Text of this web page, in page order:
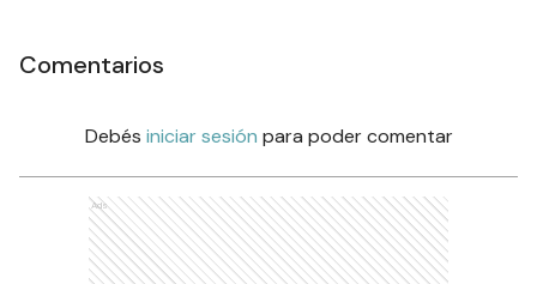
Comentarios
Debés iniciar sesión para poder comentar
Ads